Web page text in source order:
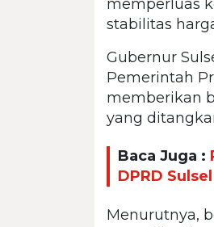
memperluas
stabilitas
Gubernur
Pemerintah
memberikan
yang
Baca Juga :
DPRD
Menurutnya,